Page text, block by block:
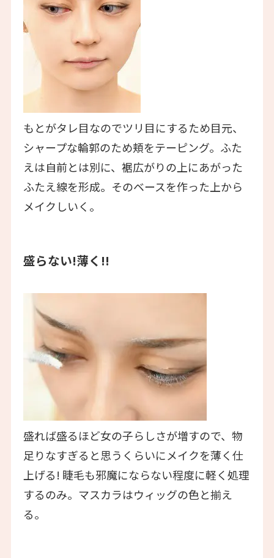
もとがタレ目なのでツリ目にするため目元、
シャープな輪郭のため頬をテーピング。ふた
えは自前とは別に、裾広がりの上にあがった
ふたえ線を形成。そのベースを作った上から
メイクしいく。
盛らない!薄く!!
盛れば盛るほど女の子らしさが増すので、物
足りなすぎると思うくらいにメイクを薄く仕
上げる! 睫毛も邪魔にならない程度に軽く処理
するのみ。マスカラはウィッグの色と揃え
る。